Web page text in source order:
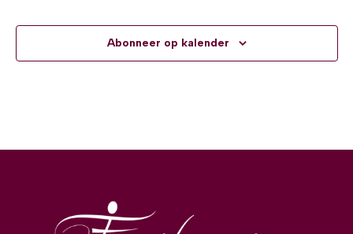
Abonneer op kalender